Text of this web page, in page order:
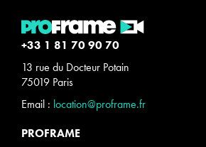
+33 1 81 70 90 70
13 rue du Docteur Potain
75019 Paris
Email : location@proframe.fr
PROFRAME